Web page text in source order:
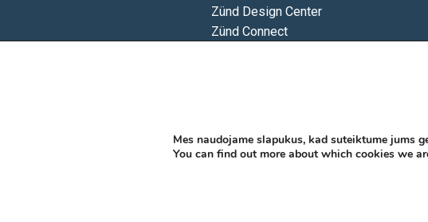
Zünd Design Center
Zünd Connect
iDigit
Mes naudojame slapukus, kad suteiktume jums
You can find out more about which cookies we